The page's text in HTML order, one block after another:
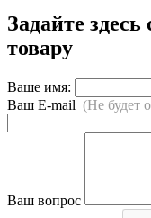
Задайте
товару
Ваше имя:
Ваш E-mail (Не будет
Ваш вопрос